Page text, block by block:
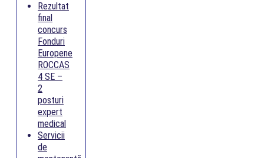
Rezultat
final
concurs
Fonduri
Europene
ROCCAS
4 SE –
2
posturi
expert
medical
Servicii
de